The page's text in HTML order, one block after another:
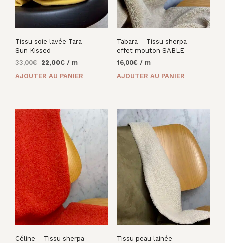
Tissu soie lavée Tara –
Sun Kissed
33,00€ Le
initial
22,00€Le
actuel
/ m
AJOUTER AU PANIER
Tabara – Tissu sherpa
effet mouton SABLE
16,00€ / m
AJOUTER AU PANIER
Céline – Tissu sherpa Tissu peau lainée